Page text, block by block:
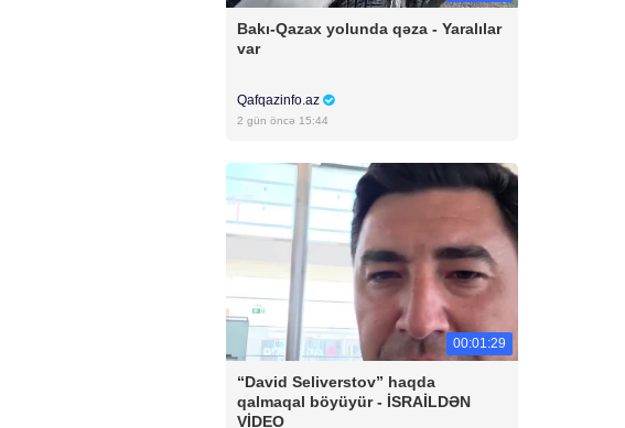
Bakı-Qazax yolunda qəza - Yaralılar
var
Qafqazinfo.az
2 gün öncə 15:44
00:01:29
“David Seliverstov” haqda
qalmaqal böyüyür - İSRAİLDƏN
VİDEO